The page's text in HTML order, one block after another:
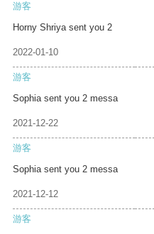
游客
Horny Shriya sent you 2
2022-01-10
游客
Sophia sent you 2 messa
2021-12-22
游客
Sophia sent you 2 messa
2021-12-12
游客